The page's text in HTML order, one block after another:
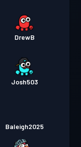
DrewB
Josh503
Baleigh2025